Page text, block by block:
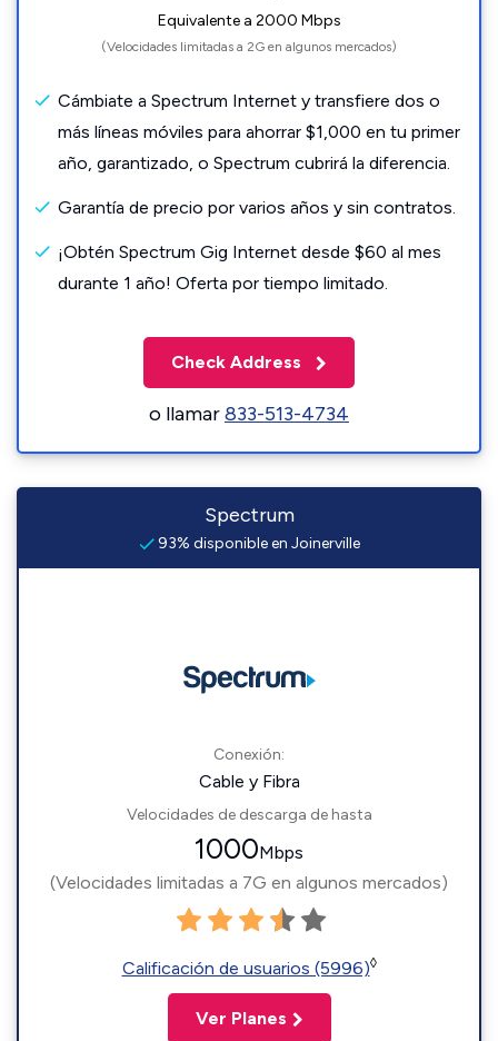
Equivalente a 2000 Mbps
(Velocidades limitadas a 2G en algunos mercados)
Cámbiate a Spectrum Internet y transfiere dos o
más líneas móviles para ahorrar $1,000 en tu primer
año, garantizado, o Spectrum cubrirá la diferencia.
Garantía de precio por varios años y sin contratos.
¡Obtén Spectrum Gig Internet desde $60 al mes
durante 1 año! Oferta por tiempo limitado.
Check Address
o llamar833-513-4734
Spectrum
93% disponible en Joinerville
Conexión:
Cable y Fibra
Velocidades de descarga de hasta
1000Mbps
(Velocidades limitadas a 7G en algunos mercados)
Calificación de usuarios (5996)◊
Ver Planes